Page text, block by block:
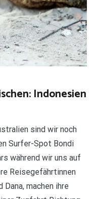
Indonesien
sind wir noch
Surfer-Spot Bondi
während wir uns auf
Reisegefährtinnen
machen ihre